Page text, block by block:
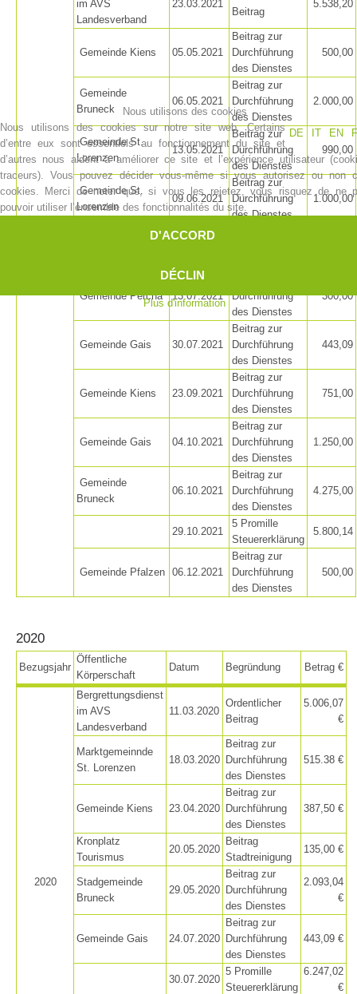
Aktuell
im AVS
Landesverband
23.03.2021
Beitrag
5.538,20
Gemeinde Kiens 05.05.2021
Beitrag zur
Durchführung
des Dienstes
500,00
Gemeinde
Bruneck
06.05.2021
Beitrag zur
Durchführung
des Dienstes
2.000,00
Gemeinde St.
Lorenzen
13.05.2021
Beitrag zur
Durchführung
des Dienstes
990,00
Gemeinde St.
Lorenzen
09.06.2021
Beitrag zur
Durchführung
des Dienstes
1.000,00
Gemeinde Percha 13.07.2021
Durchführung
des Dienstes
300,00
Gemeinde Gais 30.07.2021
Beitrag zur
Durchführung
des Dienstes
443,09
Gemeinde Kiens 23.09.2021
Beitrag zur
Durchführung
des Dienstes
751,00
Gemeinde Gais 04.10.2021
Beitrag zur
Durchführung
des Dienstes
1.250,00
Gemeinde
Bruneck
06.10.2021
Beitrag zur
Durchführung
des Dienstes
4.275,00
29.10.2021
5 Promille
Steuererklärung
5.800,14
Gemeinde Pfalzen 06.12.2021
Beitrag zur
Durchführung
des Dienstes
500,00
2020
Bezugsjahr
Öffentliche
Körperschaft
Datum Begründung Betrag €
2020
Bergrettungsdienst
im AVS
Landesverband
11.03.2020
Ordentlicher
Beitrag
5.006,07
€
Marktgemeinnde
St. Lorenzen
18.03.2020
Beitrag zur
Durchführung
des Dienstes
515.38 €
Gemeinde Kiens 23.04.2020
Beitrag zur
Durchführung
des Dienstes
387,50 €
Kronplatz
Tourismus
20.05.2020
Beitrag
Stadtreinigung
135,00 €
Stadgemeinde
Bruneck
29.05.2020
Beitrag zur
Durchführung
des Dienstes
2.093,04
€
Gemeinde Gais 24.07.2020
Beitrag zur
Durchführung
des Dienstes
443,09 €
30.07.2020
5 Promille
Steuererklärung
6.247,02
€
Nous utilisons des cookies
DE
IT EN
Nous utilisons des cookies sur notre site web. Certains
d’entre eux sont essentiels au fonctionnement du site et
d’autres nous aident à améliorer ce site et l’expérience utilisateur
traceurs). Vous pouvez décider vous-même si vous autorisez ou non
cookies. Merci de noter que, si vous les rejetez, vous risquez de ne
pouvoir utiliser l’ensemble des fonctionnalités du site.
D'ACCORD
DÉCLIN
Plus d'information